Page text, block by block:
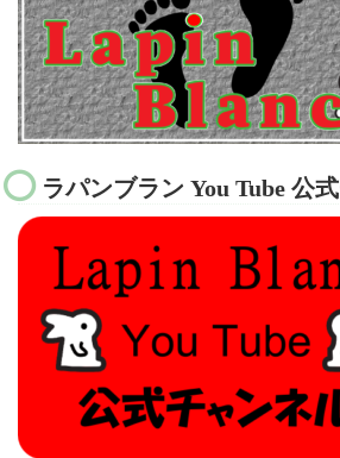
ラパンブラン You Tube 公